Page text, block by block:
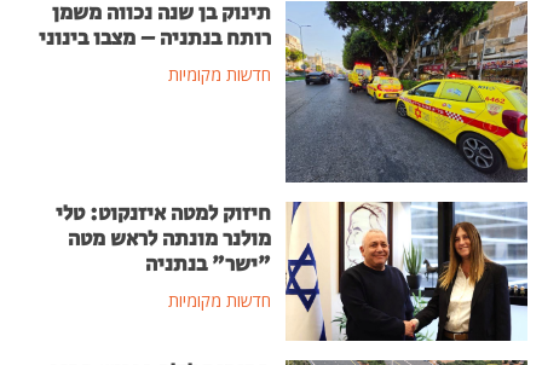
תינוק בן שנה נכווה משמן
רותח בנתניה – מצבו בינוני
חדשות מקומיות
חיזוק למטה איזנקוט: טלי
מולנר מונתה לראש מטה
"ישר" בנתניה
חדשות מקומיות